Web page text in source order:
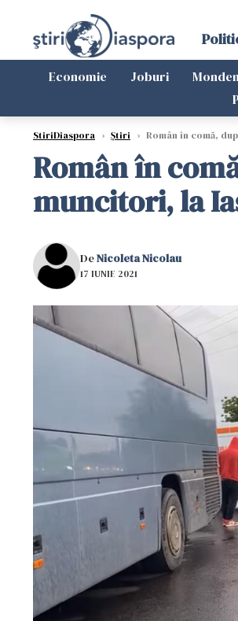
Economie Joburi
StiriDiaspora › Știri › Român în comă,
Român în
muncitori, la
DeNicoleta Nicolau
17 IUNIE 2021